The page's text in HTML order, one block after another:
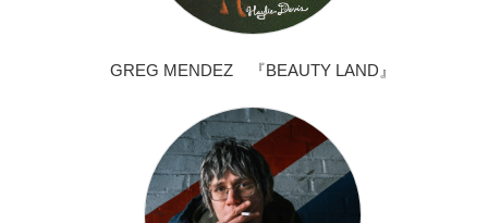
GREG MENDEZ 『BEAUTY LAND』